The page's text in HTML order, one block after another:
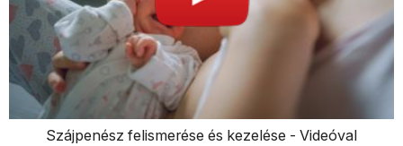
Szájpenész felismerése és kezelése - Videóval